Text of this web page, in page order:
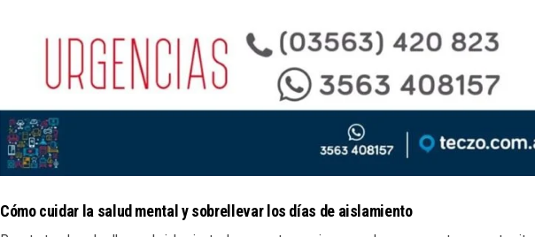
Cómo cuidar la salud mental y sobrellevar los días de aislamiento